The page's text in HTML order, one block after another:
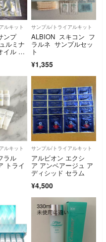
ルキット
ンプ
ルミナ
イル サ
サンプル/トライアルキット
ALBION スキコン フ
ラルネ サンプルセッ
ト
¥1,355
ルキット
ラル
トライ
サンプル/トライアルキット
アルビオン エクシ
ア アンベアージュ ア
ディシッド セラム
¥4,500